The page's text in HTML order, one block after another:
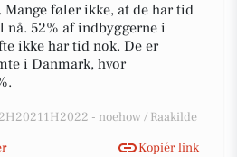
føler ikke, at de har tid
nå. 52% af indbyggerne i
ikke har tid nok. De er
i Danmark, hvor
- noehow / Raakilde
Kopiér link